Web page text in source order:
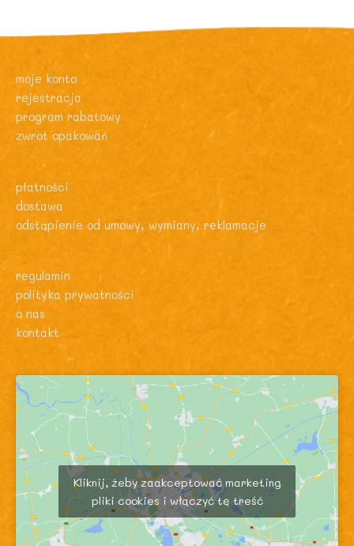
moje konto
rejestracja
program rabatowy
zwrot opakowań
płatności
dostawa
odstąpienie od umowy, wymiany, reklamacje
regulamin
polityka prywatności
o nas
kontakt
Kliknij, żeby zaakceptować marketing
pliki cookies i włączyć tę treść